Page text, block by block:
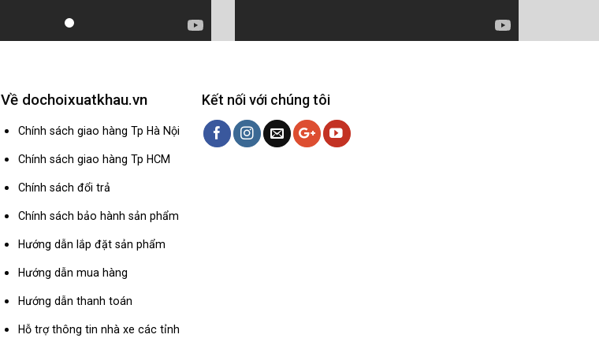
Về dochoixuatkhau.vn
Chính sách giao hàng Tp Hà Nội
Chính sách giao hàng Tp HCM
Chính sách đổi trả
Chính sách bảo hành sản phẩm
Hướng dẫn lắp đặt sản phẩm
Hướng dẫn mua hàng
Hướng dẫn thanh toán
Hỗ trợ thông tin nhà xe các tỉnh
Kết nối với chúng tôi